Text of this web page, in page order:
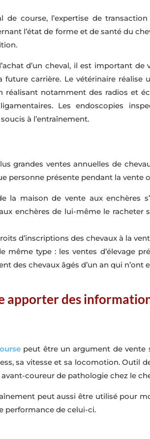
de course, l’expertise de
l’état de forme et de santé du
d’un cheval, il est important
future carrière. Le vétérinaire
réalisant notamment des radios et
Les endoscopies
à l’entraînement.
grandes ventes annuelles de
personne présente pendant la
la maison de vente aux enchères
enchères de lui-même le
d’inscriptions des chevaux à la
même type : les ventes d’élevage
des chevaux âgés d’un an qui n’ont
apporter des
peut être un argument de vente
sa vitesse et sa locomotion. Outil
coureur de pathologie chez le
peut aussi être utilisé pour
performance de celui-ci.